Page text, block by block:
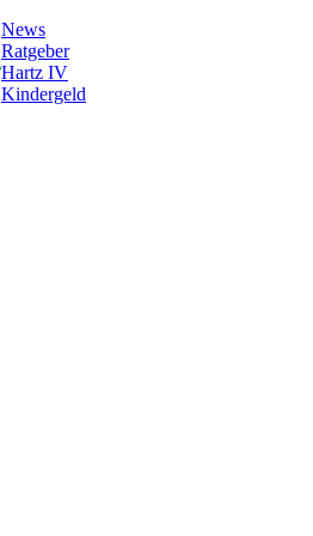
News
Ratgeber
Hartz IV
Kindergeld